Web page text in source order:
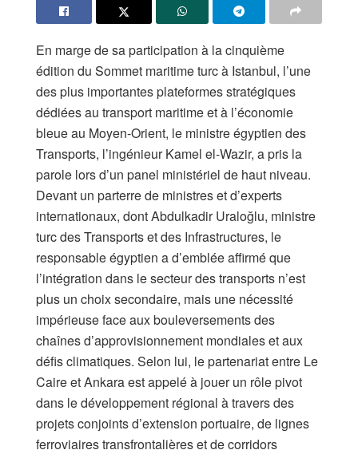
En marge de sa participation à la cinquième
édition du Sommet maritime turc à Istanbul, l’une
des plus importantes plateformes stratégiques
dédiées au transport maritime et à l’économie
bleue au Moyen-Orient, le ministre égyptien des
Transports, l’ingénieur Kamel el-Wazir, a pris la
parole lors d’un panel ministériel de haut niveau.
Devant un parterre de ministres et d’experts
internationaux, dont Abdulkadir Uraloğlu, ministre
turc des Transports et des Infrastructures, le
responsable égyptien a d’emblée affirmé que
l’intégration dans le secteur des transports n’est
plus un choix secondaire, mais une nécessité
impérieuse face aux bouleversements des
chaînes d’approvisionnement mondiales et aux
défis climatiques. Selon lui, le partenariat entre Le
Caire et Ankara est appelé à jouer un rôle pivot
dans le développement régional à travers des
projets conjoints d’extension portuaire, de lignes
ferroviaires transfrontalières et de corridors